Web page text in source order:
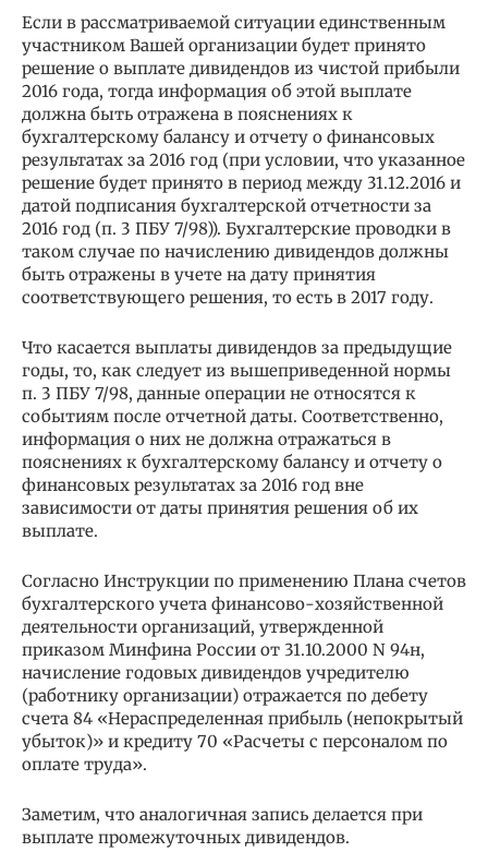
Если в рассматриваемой ситуации единственным
участником Вашей организации будет принято
решение о выплате дивидендов из чистой прибыли
2016 года, тогда информация об этой выплате
должна быть отражена в пояснениях к
бухгалтерскому балансу и отчету о финансовых
результатах за 2016 год (при условии, что указанное
решение будет принято в период между 31.12.2016 и
датой подписания бухгалтерской отчетности за
2016 год (п. 3 ПБУ 7/98)). Бухгалтерские проводки в
таком случае по начислению дивидендов должны
быть отражены в учете на дату принятия
соответствующего решения, то есть в 2017 году.
Что касается выплаты дивидендов за предыдущие
годы, то, как следует из вышеприведенной нормы
п. 3 ПБУ 7/98, данные операции не относятся к
событиям после отчетной даты. Соответственно,
информация о них не должна отражаться в
пояснениях к бухгалтерскому балансу и отчету о
финансовых результатах за 2016 год вне
зависимости от даты принятия решения об их
выплате.
Согласно Инструкции по применению Плана счетов
бухгалтерского учета финансово-хозяйственной
деятельности организаций, утвержденной
приказом Минфина России от 31.10.2000 N 94н,
начисление годовых дивидендов учредителю
(работнику организации) отражается по дебету
счета 84 «Нераспределенная прибыль (непокрытый
убыток)» и кредиту 70 «Расчеты с персоналом по
оплате труда».
Заметим, что аналогичная запись делается при
выплате промежуточных дивидендов.